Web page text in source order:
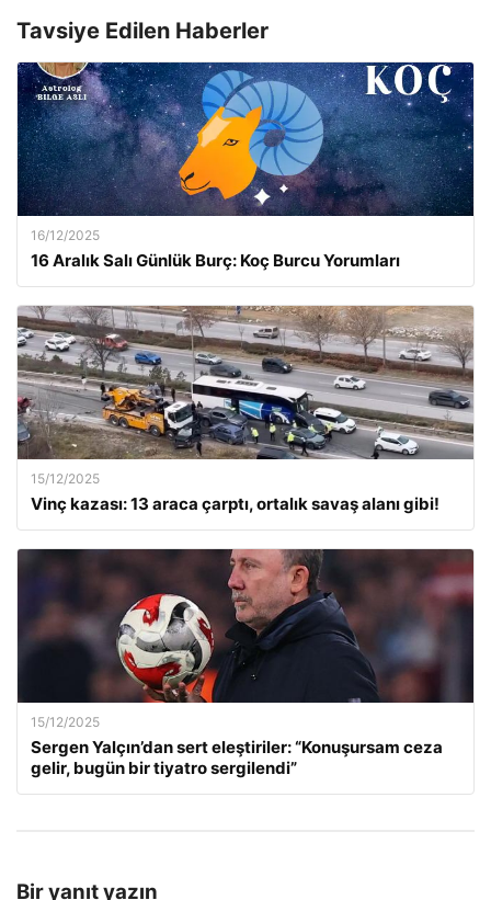
Tavsiye Edilen Haberler
16/12/2025
16 Aralık Salı Günlük Burç: Koç Burcu Yorumları
15/12/2025
Vinç kazası: 13 araca çarptı, ortalık savaş alanı gibi!
15/12/2025
Sergen Yalçın’dan sert eleştiriler: “Konuşursam ceza
gelir, bugün bir tiyatro sergilendi”
Bir yanıt yazın